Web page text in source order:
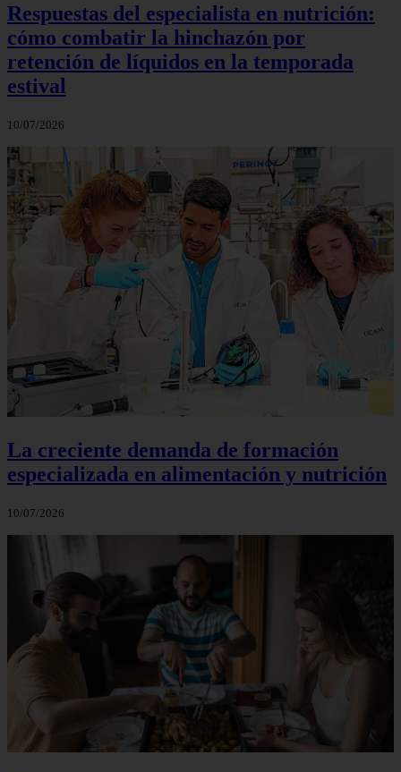
Respuestas del especialista en nutrición:
cómo combatir la hinchazón por
retención de líquidos en la temporada
estival
10/07/2026
La creciente demanda de formación
especializada en alimentación y nutrición
10/07/2026